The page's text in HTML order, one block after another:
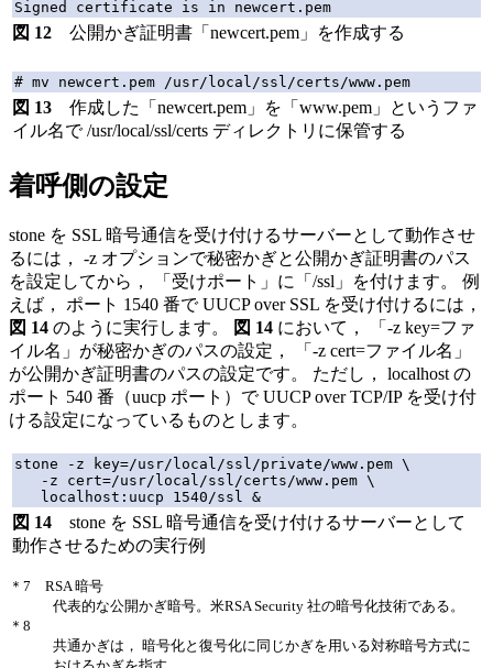
図 12 公開かぎ証明書「newcert.pem」を作成する
図 13 作成した「newcert.pem」を「www.pem」というファ
イル名で /usr/local/ssl/certs ディレクトリに保管する
着呼側の設定
stone を SSL 暗号通信を受け付けるサーバーとして動作させ
るには， -z オプションで秘密かぎと公開かぎ証明書のパス
を設定してから， 「受けポート」に「/ssl」を付けます。 例
えば， ポート 1540 番で UUCP over SSL を受け付けるには，
図 14 のように実行します。 図 14 において， 「-z key=ファ
イル名」が秘密かぎのパスの設定， 「-z cert=ファイル名」
が公開かぎ証明書のパスの設定です。 ただし， localhost の
ポート 540 番（uucp ポート）で UUCP over TCP/IP を受け付
ける設定になっているものとします。
stone -z key=/usr/local/ssl/private/www.pem \
図 14 stone を SSL 暗号通信を受け付けるサーバーとして
動作させるための実行例
＊7 RSA 暗号
代表的な公開かぎ暗号。米RSA Security 社の暗号化技術である。
＊8
共通かぎは， 暗号化と復号化に同じかぎを用いる対称暗号方式に